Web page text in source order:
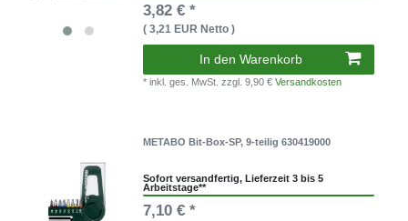
3,82 € *
( 3,21 EUR Netto )
In den Warenkorb
* inkl. ges. MwSt.zzgl. 9,90 €Versandkosten
METABO Bit-Box-SP, 9-teilig 630419000
Sofort versandfertig, Lieferzeit 3 bis 5
Arbeitstage**
7,10 € *